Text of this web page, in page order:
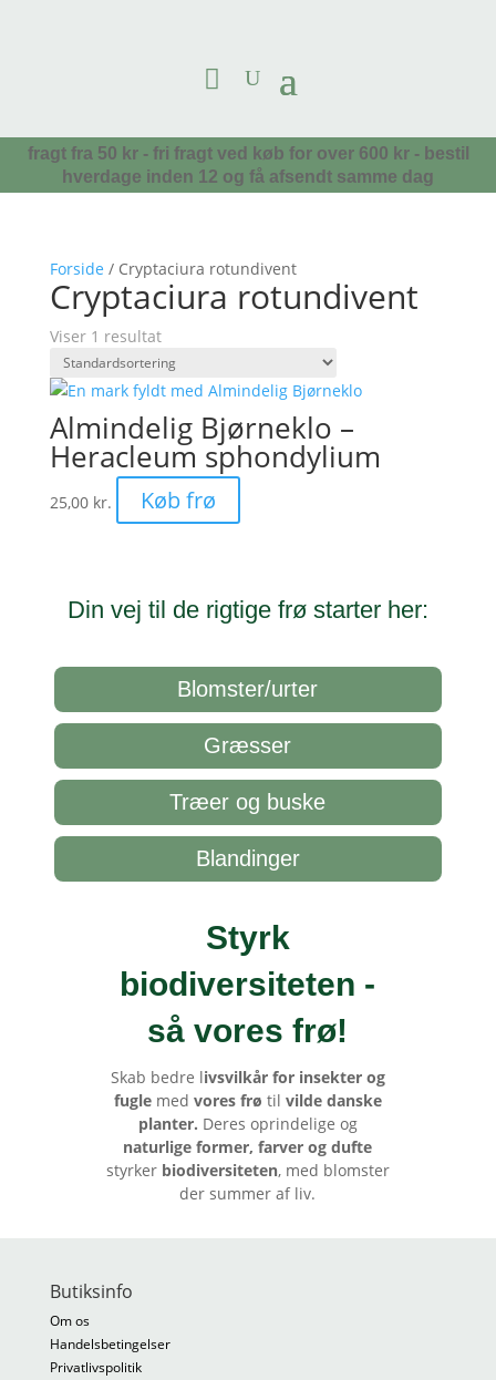
fragt fra 50 kr - fri fragt ved køb for over 600 kr - bestil
hverdage inden 12 og få afsendt samme dag
Forside / Cryptaciura rotundivent
Cryptaciura rotundivent
Viser 1 resultat
Almindelig Bjørneklo –
Heracleum sphondylium
25,00 kr. Køb frø
Din vej til de rigtige frø starter her:
Blomster/urter
Græsser
Træer og buske
Blandinger
Styrk
biodiversiteten -
så vores frø!
Skab bedre livsvilkår for insekter og
fuglemed vores frø til vilde danske
planter. Deres oprindelige og
naturlige former, farver og dufte
styrker biodiversiteten, med blomster
der summer af liv.
Butiksinfo
Om os
Handelsbetingelser
Privatlivspolitik